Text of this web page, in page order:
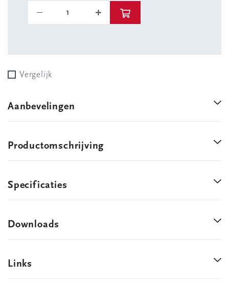
Vergelijk
Aanbevelingen
Productomschrijving
Specificaties
Downloads
Links